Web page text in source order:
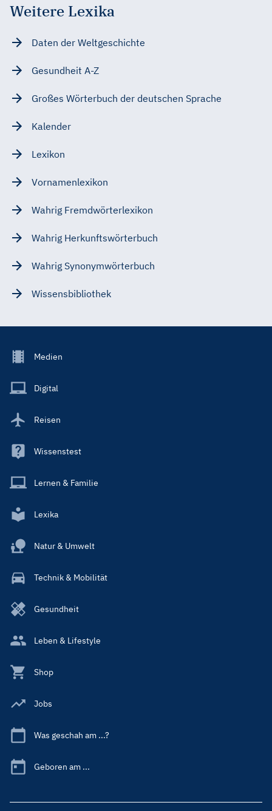
Weitere Lexika
Daten der Weltgeschichte
Gesundheit A-Z
Großes Wörterbuch der deutschen Sprache
Kalender
Lexikon
Vornamenlexikon
Wahrig Fremdwörterlexikon
Wahrig Herkunftswörterbuch
Wahrig Synonymwörterbuch
Wissensbibliothek
Footer
Main
Medien
Digital
Reisen
Wissenstest
Lernen & Familie
Lexika
Natur & Umwelt
Technik & Mobilität
Gesundheit
Leben & Lifestyle
Shop
Jobs
Was geschah am ...?
Geboren am ...